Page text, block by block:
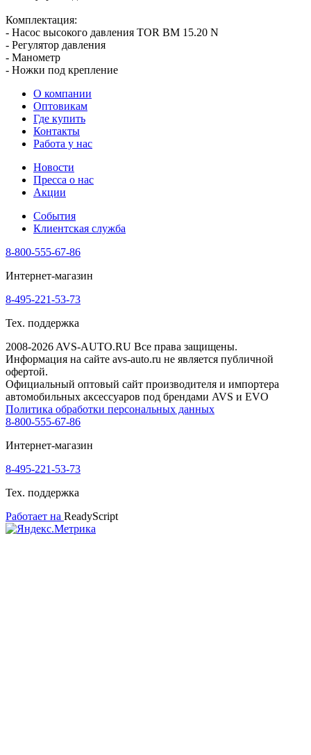
Комплектация:
- Насос высокого давления TOR BM 15.20 N
- Регулятор давления
- Манометр
- Ножки под крепление
О компании
Оптовикам
Где купить
Контакты
Работа у нас
Новости
Пресса о нас
Акции
События
Клиентская служба
8-800-555-67-86
Интернет-магазин
8-495-221-53-73
Тех. поддержка
2008-2026 AVS-AUTO.RU Все права защищены.
Информация на сайте avs-auto.ru не является публичной
офертой.
Официальный оптовый сайт производителя и импортера
автомобильных аксессуаров под брендами AVS и EVO
Политика обработки персональных данных
8-800-555-67-86
Интернет-магазин
8-495-221-53-73
Тех. поддержка
Работает на ReadyScript